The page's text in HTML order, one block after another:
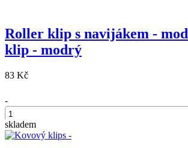
Roller klip s navijákem -
klip - modrý
83 Kč
-
+
skladem